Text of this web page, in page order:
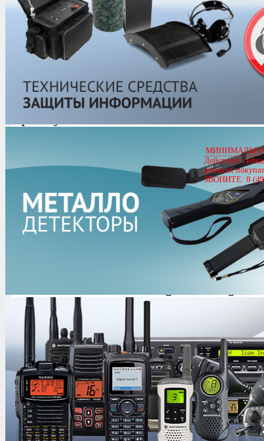
Каталог/Системы
Neovizus /NeoVizus NVD-216a
NeoVizus NVD-216a
Кол-во
оценка (0 голосов)
Действует
для всех
ЗВОНИТЕ: 8
усовершенствованной версией
сравнению с прототипом, данная
увеличенное число
NeoVizus NVD-216a
систем видеонаблюдения на
объектах. Предусмотрена
внешних жёстких дисков для
объёма хранимой информации (с